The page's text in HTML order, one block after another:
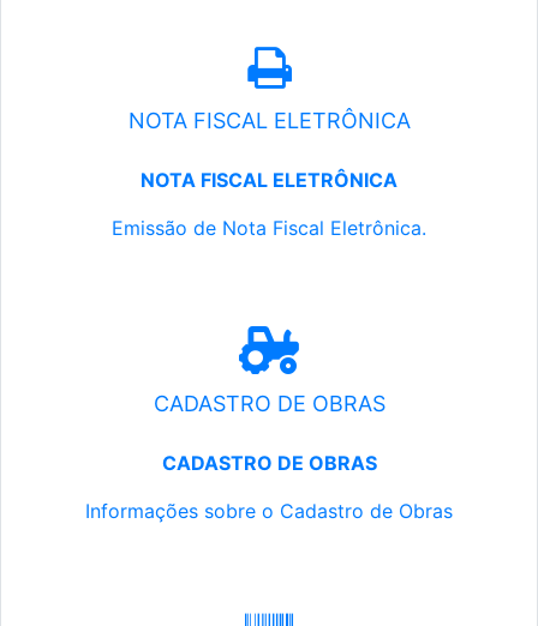
NOTA FISCAL ELETRÔNICA
NOTA FISCAL ELETRÔNICA
Emissão de Nota Fiscal Eletrônica.
CADASTRO DE OBRAS
CADASTRO DE OBRAS
Informações sobre o Cadastro de Obras